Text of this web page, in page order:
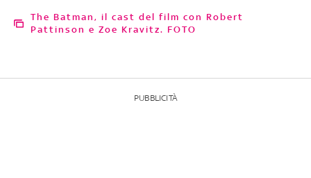
The Batman, il cast del film con Robert
Pattinson e Zoe Kravitz. FOTO
PUBBLICITÀ